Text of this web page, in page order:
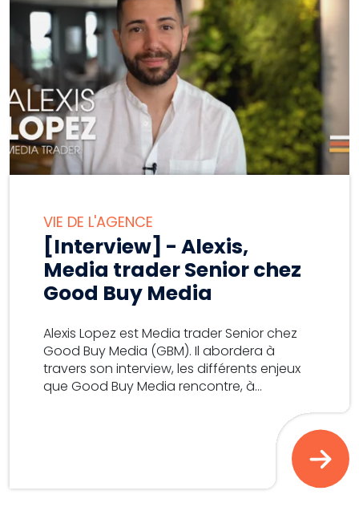
VIE DE L'AGENCE
[Interview] - Alexis,
Media trader Senior chez
Good Buy Media
Alexis Lopez est Media trader Senior chez
Good Buy Media (GBM). Il abordera à
travers son interview, les différents enjeux
que Good Buy Media rencontre, à...